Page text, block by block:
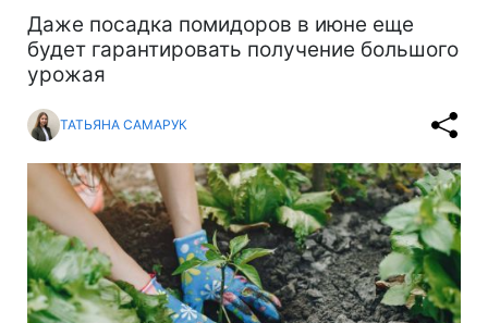
Даже посадка помидоров в июне еще
будет гарантировать получение большого
урожая
ТАТЬЯНА САМАРУК